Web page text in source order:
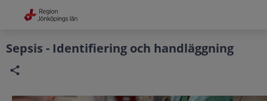
Grade
Portal
Sepsis - Identifiering och handläggning